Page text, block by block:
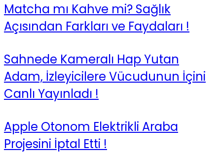
Matcha mı Kahve mi? Sağlık
Açısından Farkları ve Faydaları !
Sahnede Kameralı Hap Yutan
Adam, İzleyicilere Vücudunun İçini
Canlı Yayınladı !
Apple Otonom Elektrikli Araba
Projesini İptal Etti !